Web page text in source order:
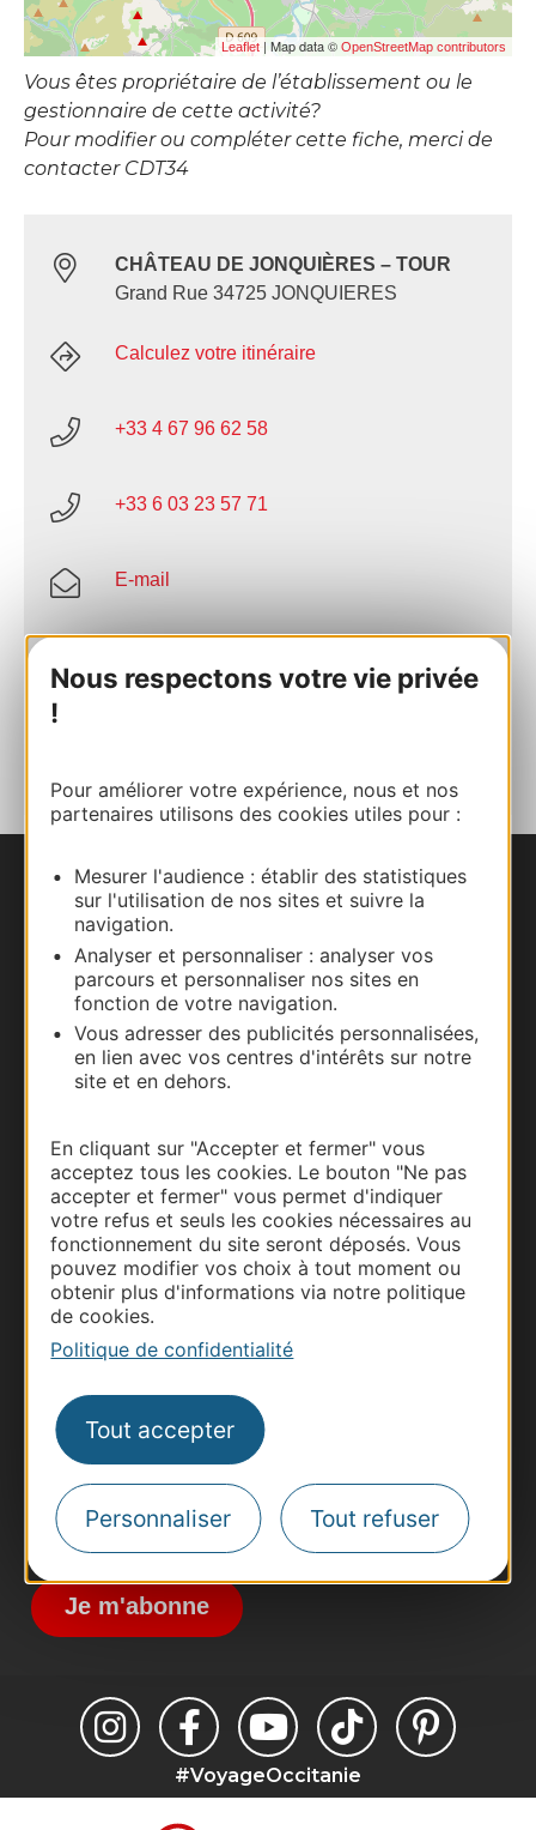
Nous respectons votre vie privée
!
Pour améliorer votre expérience, nous et nos
partenaires utilisons des cookies utiles pour :
Mesurer l'audience : établir des statistiques
sur l'utilisation de nos sites et suivre la
navigation.
Analyser et personnaliser : analyser vos
parcours et personnaliser nos sites en
fonction de votre navigation.
Vous adresser des publicités personnalisées,
en lien avec vos centres d'intérêts sur notre
site et en dehors.
En cliquant sur "Accepter et fermer" vous
acceptez tous les cookies. Le bouton "Ne pas
accepter et fermer" vous permet d'indiquer
votre refus et seuls les cookies nécessaires au
fonctionnement du site seront déposés. Vous
pouvez modifier vos choix à tout moment ou
obtenir plus d'informations via notre politique
de cookies.
Politique de confidentialité
Tout accepter
Personnaliser Tout refuser
Leaflet | Map data © OpenStreetMap contributors
Vous êtes propriétaire de l’établissement ou le
gestionnaire de cette activité?
Pour modifier ou compléter cette fiche, merci de
contacter CDT34
CHÂTEAU DE JONQUIÈRES – TOUR
Grand Rue 34725 JONQUIERES
Calculez votre itinéraire
+33 4 67 96 62 58
+33 6 03 23 57 71
E-mail
Nous contacter
Carte interactive
Documentation
Thermalisme
Pros d'Occitanie
Site presse et d'influence
Voyagistes
Inscrivez-vous à la lettre d'information
Destination Occitanie pour recevoir des
suggestions de séjours, de visites et de sorties.
Je m'abonne
#VoyageOccitanie